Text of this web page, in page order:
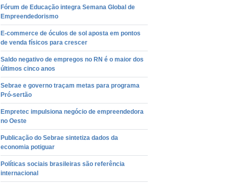
Fórum de Educação integra Semana Global de
Empreendedorismo
E-commerce de óculos de sol aposta em pontos
de venda físicos para crescer
Saldo negativo de empregos no RN é o maior dos
últimos cinco anos
Sebrae e governo traçam metas para programa
Pró-sertão
Empretec impulsiona negócio de empreendedora
no Oeste
Publicação do Sebrae sintetiza dados da
economia potiguar
Políticas sociais brasileiras são referência
internacional